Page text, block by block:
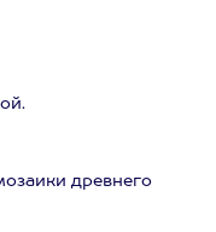
древнего